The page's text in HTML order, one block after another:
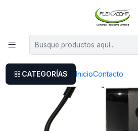
CATEGORÍAS InicioContacto
Este es el texto del slide